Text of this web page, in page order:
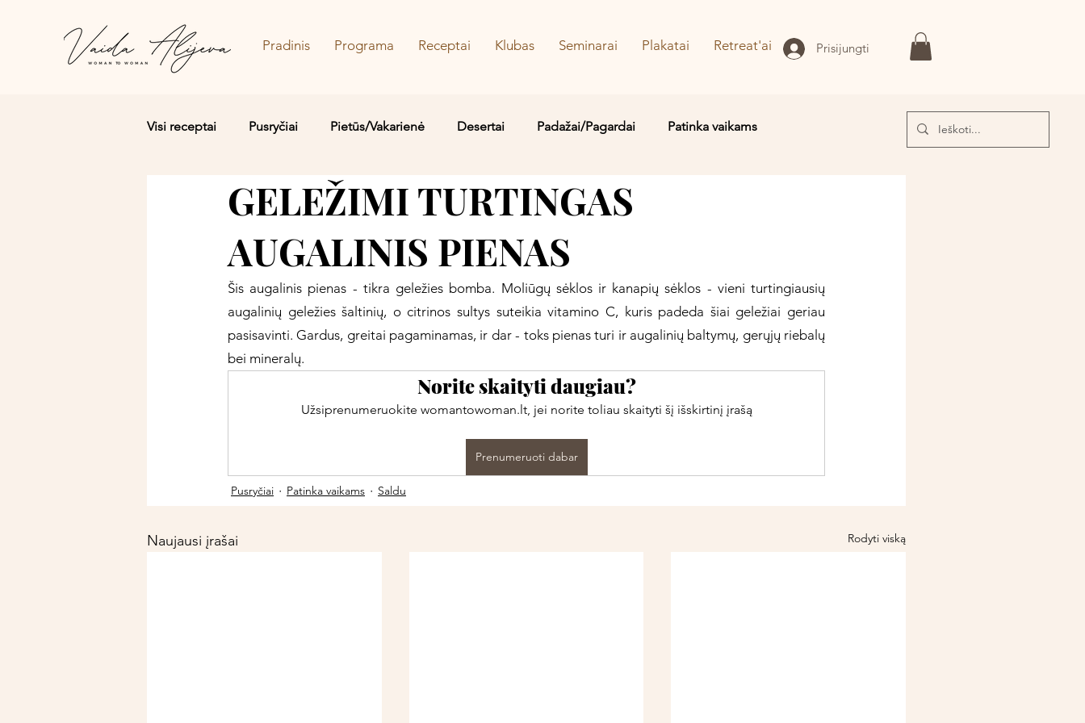
Pradinis Programa Receptai Klubas Seminarai Plakatai Retreat'ai Prisijungti
Visi receptai Pusryčiai Pietūs/Vakarienė Desertai Padažai/Pagardai Patinka vaikams
Salotos/Budos dubenėliai Sriubos/Troškiniai Saldu Sūru Vaidos MYLIMIAUSI!
GELEŽIMI TURTINGAS
AUGALINIS PIENAS
Šis augalinis pienas - tikra geležies bomba. Moliūgų sėklos ir kanapių sėklos - vieni turtingiausių
augalinių geležies šaltinių, o citrinos sultys suteikia vitamino C, kuris padeda šiai geležiai geriau
pasisavinti. Gardus, greitai pagaminamas, ir dar - toks pienas turi ir augalinių baltymų, gerųjų riebalų
bei mineralų.
Norite skaityti daugiau?
Užsiprenumeruokite womantowoman.lt, jei norite toliau skaityti šį išskirtinį įrašą
Prenumeruoti dabar
Pusryčiai Patinka vaikams Saldu
Naujausi įrašai Rodyti viską